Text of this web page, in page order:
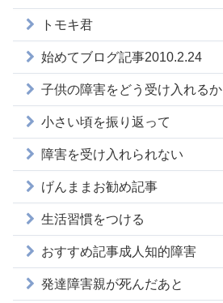
トモキ君
始めてブログ記事2010.2.24
子供の障害をどう受け入れるか
小さい頃を振り返って
障害を受け入れられない
げんままお勧め記事
生活習慣をつける
おすすめ記事成人知的障害
発達障害親が死んだあと